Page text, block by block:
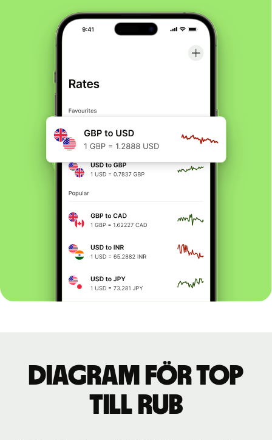
Diagram för TOP
till RUB